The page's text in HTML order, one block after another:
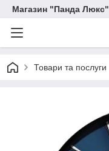
Магазин "Панда Люкс"
Товари та послуги